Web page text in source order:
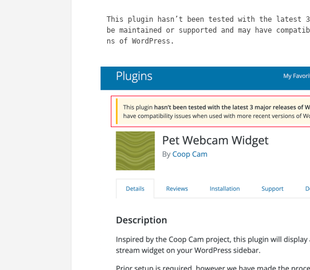
This plugin hasn’t been tested with the latest
be maintained or supported and may have